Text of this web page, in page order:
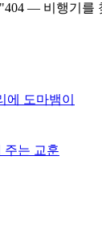
— 비행기를
도마뱀이
주는 교훈